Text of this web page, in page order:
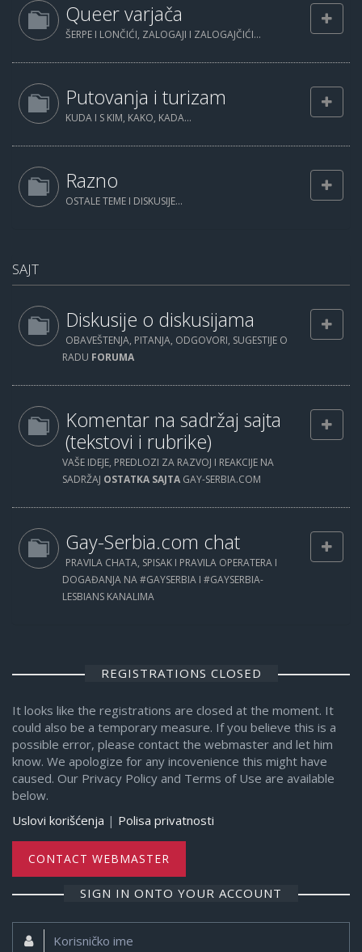
Queer varjača
ŠERPE I LONČIĆI, ZALOGAJI I ZALOGAJČIĆI...
Putovanja i turizam
KUDA I S KIM, KAKO, KADA...
Razno
OSTALE TEME I DISKUSIJE...
SAJT
Diskusije o diskusijama
OBAVEŠTENJA, PITANJA, ODGOVORI, SUGESTIJE O
RADU FORUMA
Komentar na sadržaj sajta
(tekstovi i rubrike)
VAŠE IDEJE, PREDLOZI ZA RAZVOJ I REAKCIJE NA
SADRŽAJ OSTATKA SAJTA GAY-SERBIA.COM
Gay-Serbia.com chat
PRAVILA CHATA, SPISAK I PRAVILA OPERATERA I
DOGAĐANJA NA #GAYSERBIA I #GAYSERBIA-
LESBIANS KANALIMA
REGISTRATIONS CLOSED
It looks like the registrations are closed at the moment. It
could also be a temporary measure. If you believe this is a
possible error, please contact the webmaster and let him
know. We apologize for any incovenience this might have
caused. Our Privacy Policy and Terms of Use are available
below.
Uslovi korišćenja | Polisa privatnosti
CONTACT WEBMASTER
SIGN IN ONTO YOUR ACCOUNT
Korisničko